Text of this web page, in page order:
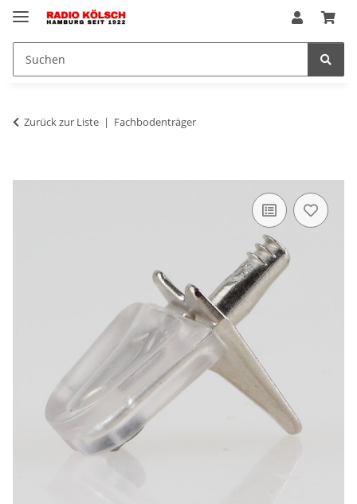
Zurück zur Liste Fachbodenträger